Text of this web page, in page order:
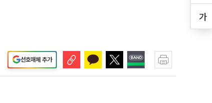
가
선호매체 추가